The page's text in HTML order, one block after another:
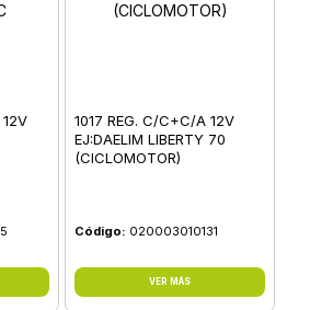
12V
1017 REG. C/C+C/A 12V
EJ:DAELIM LIBERTY 70
(CICLOMOTOR)
Código: 020003010131
VER MÁS